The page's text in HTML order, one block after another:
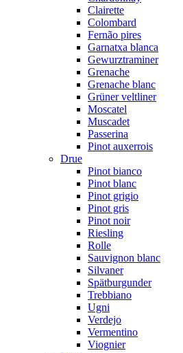
Clairette
Colombard
Fernão pires
Garnatxa blanca
Gewurztraminer
Grenache
Grenache blanc
Grüner veltliner
Moscatel
Muscadet
Passerina
Pinot auxerrois
Drue
Pinot bianco
Pinot blanc
Pinot grigio
Pinot gris
Pinot noir
Riesling
Rolle
Sauvignon blanc
Silvaner
Spätburgunder
Trebbiano
Ugni
Verdejo
Vermentino
Viognier